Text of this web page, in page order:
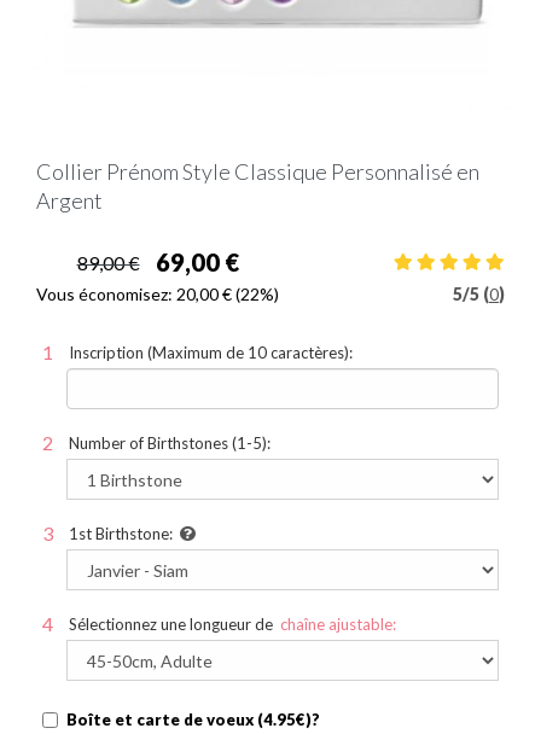
Collier Prénom Style Classique Personnalisé en
Argent
89,00 € 69,00 €
Vous économisez: 20,00 €(22%) 5/5 (0)
Inscription (Maximum de 10 caractères):
Number of Birthstones (1-5):
1st Birthstone:
Sélectionnez une longueur de chaîne ajustable:
Boîte et carte de voeux (4.95€)?